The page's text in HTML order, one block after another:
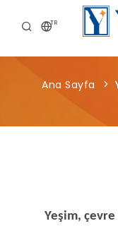
TR
KURUMSAL
ÜRÜNLERIMIZ
ÖNCE İNSAN
MEDYA MERKEZI
Ana Sayfa
Yeşim,